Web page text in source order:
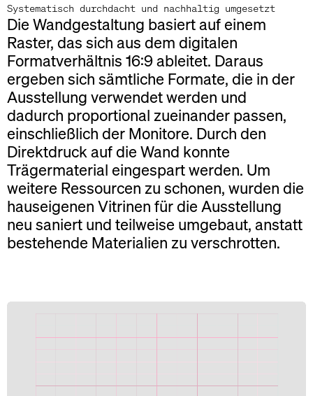
Systematisch durchdacht und nachhaltig umgesetzt
Die Wandgestaltung basiert auf einem
Raster, das sich aus dem digitalen
Formatverhältnis 16:9 ableitet. Daraus
ergeben sich sämtliche Formate, die in der
Ausstellung verwendet werden und
dadurch proportional zueinander passen,
einschließlich der Monitore. Durch den
Direktdruck auf die Wand konnte
Trägermaterial eingespart werden. Um
weitere Ressourcen zu schonen, wurden die
hauseigenen Vitrinen für die Ausstellung
neu saniert und teilweise umgebaut, anstatt
bestehende Materialien zu verschrotten.